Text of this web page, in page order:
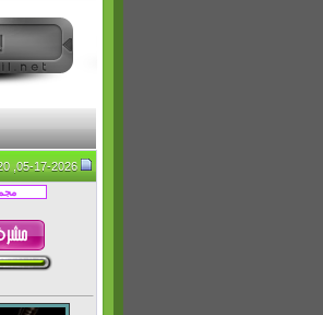
05-17-2026, 03:20 PM